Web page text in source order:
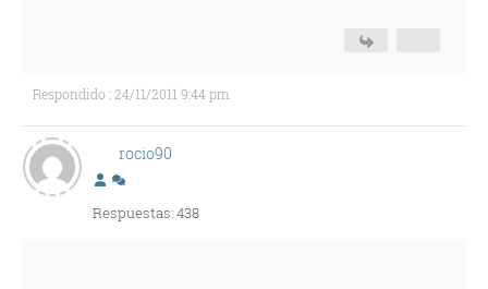
Respondido : 24/11/2011 9:44 pm
rocio90
Respuestas: 438